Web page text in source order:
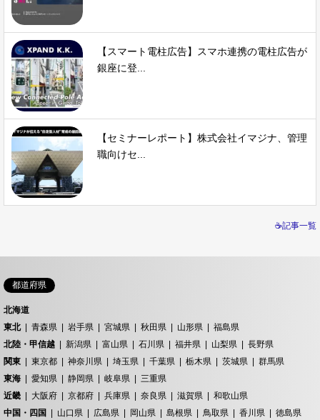
【スマート電柱広告】スマホ連携の電柱広告が
銀座に登...
【セミナーレポート】株式会社イマジナ、管理
職向けセ...
☕記事一覧
都道府県
北海道
東北
青森県 岩手県 宮城県 秋田県 山形県
福島県
北陸・甲信越
新潟県 富山県 石川県 福井県 山梨県
長野県
関東
東京都 神奈川県 埼玉県 千葉県 栃木県 茨城県
群馬県
東海
愛知県 静岡県 岐阜県
三重県
近畿
大阪府 京都府 兵庫県 奈良県 滋賀県
和歌山県
中国・四国
山口県 広島県 岡山県 島根県 鳥取県 香川県
徳島県